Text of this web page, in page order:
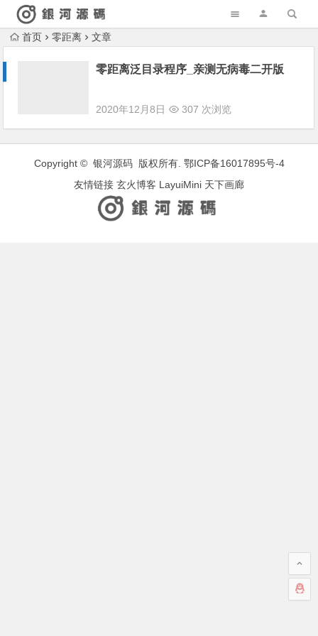
首页 零距离 文章
零距离泛目录程序_亲测无病毒二开版
2020年12月8日 307 次浏览
Copyright © 银河源码 版权所有. 鄂ICP备16017895号-4
友情链接 玄火博客 LayuiMini 天下画廊